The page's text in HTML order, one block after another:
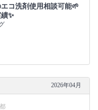
コ洗剤使用相談可能🌱
✨
2026年04月